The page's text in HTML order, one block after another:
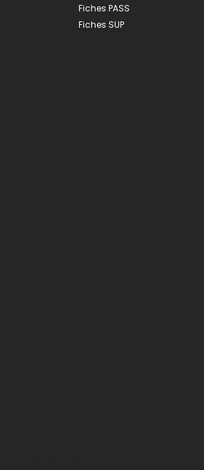
Fiches PASS
Fiches SUP